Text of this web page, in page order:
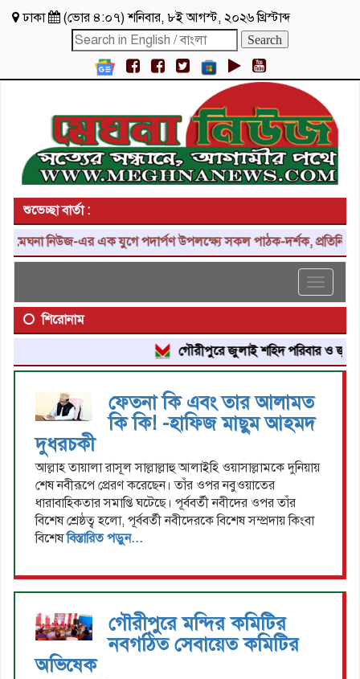
ঢাকা (ভোর ৪:০৭)শনিবার, ৮ই আগস্ট, ২০২৬ খ্রিস্টাব্দ
শুভেচ্ছা বার্তা :
নিউজ-এর এক যুগে পদার্পণ উপলক্ষ্যে সকল পাঠক-দর্শক, প্রতিনিধি,
Toggle
শিরোনাম
গৌরীপুরে জুলাই শহিদ পরিবার ও জুলাই
ফেতনা কি এবং তার আলামত
কি কি! -হাফিজ মাছুম আহমদ
দুধরচকী
আল্লাহ তায়ালা রাসূল সাল্লাল্লাহু আলাইহি ওয়াসাল্লামকে দুনিয়ায়
শেষ নবীরূপে প্রেরণ করেছেন। তাঁর ওপর নবুওয়াতের
ধারাবাহিকতার সমাপ্তি ঘটেছে। পূর্ববর্তী নবীদের ওপর তাঁর
বিশেষ শ্রেষ্ঠত্ব হলো, পূর্ববর্তী নবীদেরকে বিশেষ সম্প্রদায় কিংবা
বিশেষবিস্তারিত পড়ুন...
গৌরীপুরে মন্দির কমিটির
নবগঠিত সেবায়েত কমিটির
অভিষেক